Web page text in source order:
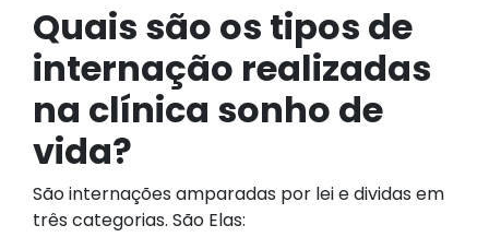
Quais são os tipos de
internação realizadas
na clínica sonho de
vida?
São internações amparadas por lei e dividas em
três categorias. São Elas: